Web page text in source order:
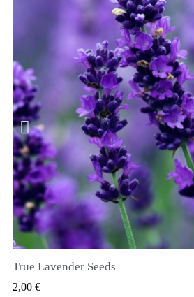
SZYBKI PODGLĄD
True Lavender Seeds
2,00 €